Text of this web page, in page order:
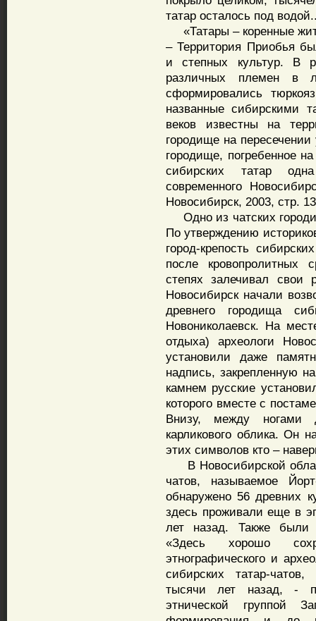
татар осталось под
«Татары – коренные
– Территория Приобья
и степных культур. В
различных племен в
сформировались
названные сибирскими
веков известны на
городище на
городище, погребенное
сибирских татар
современного
Новосибирск, 2003, стр.
Одно из чатских
По утверждению
город-крепость
после кровопролитных
степях залечивал
Новосибирск начали
древнего городища
Новониколаевск. На
отдыха) археологи
установили даже
надпись, закрепленную
камнем русские
которого вместе с
Внизу, между ногами
карликового облика. Он
этих символов кто –
В Новосибирской
чатов, называемое
обнаружено 56 древних
здесь проживали еще в
лет назад. Также были
«Здесь хорошо
этнографического и
сибирских татар-
тысячи лет назад, -
этнической группой